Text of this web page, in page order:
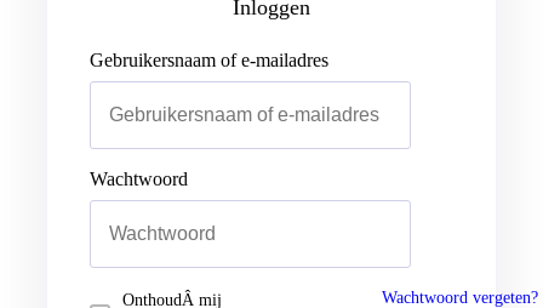
Gebruikersnaam of e-mailadres
Wachtwoord